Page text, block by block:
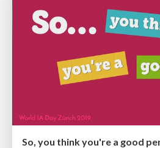
So, you think you're a good